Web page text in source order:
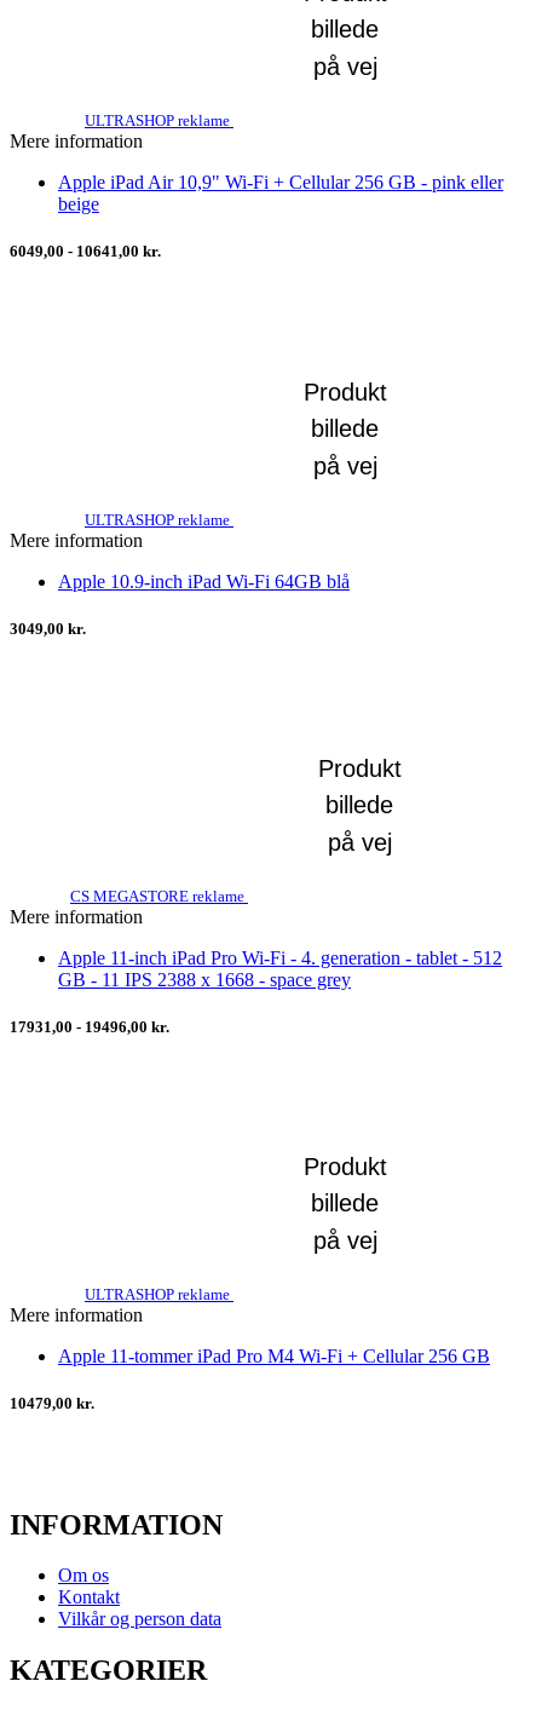
ULTRASHOP reklame
Mere information
Apple iPad Air 10,9" Wi-Fi + Cellular 256 GB - pink eller
beige
6049,00 - 10641,00 kr.
ULTRASHOP reklame
Mere information
Apple 10.9-inch iPad Wi-Fi 64GB blå
3049,00 kr.
CS MEGASTORE reklame
Mere information
Apple 11-inch iPad Pro Wi-Fi - 4. generation - tablet - 512
GB - 11 IPS 2388 x 1668 - space grey
17931,00 - 19496,00 kr.
ULTRASHOP reklame
Mere information
Apple 11-tommer iPad Pro M4 Wi-Fi + Cellular 256 GB
10479,00 kr.
INFORMATION
Om os
Kontakt
Vilkår og person data
KATEGORIER